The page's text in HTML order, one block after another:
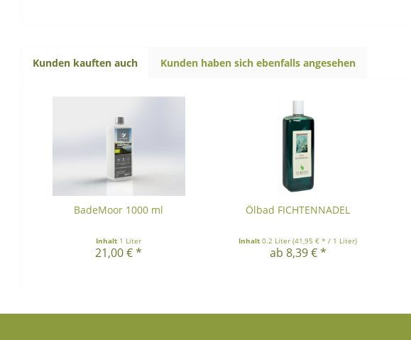
Kunden kauften auch Kunden haben sich ebenfalls angesehen
BadeMoor 1000 ml
Inhalt 1 Liter
21,00 € *
Ölbad FICHTENNADEL
Inhalt0.2 Liter(41,95 € * / 1 Liter)
ab 8,39 € *